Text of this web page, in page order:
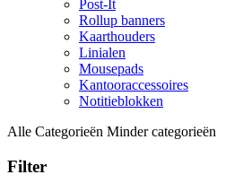
Post-It
Rollup banners
Kaarthouders
Linialen
Mousepads
Kantooraccessoires
Notitieblokken
Alle Categorieën Minder categorieën
Filter